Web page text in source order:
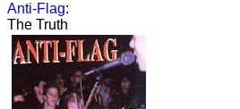
Anti-Flag:
The Truth